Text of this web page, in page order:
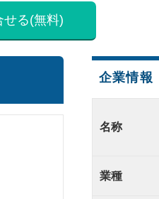
せる(無料)
企業情報
名称
業種